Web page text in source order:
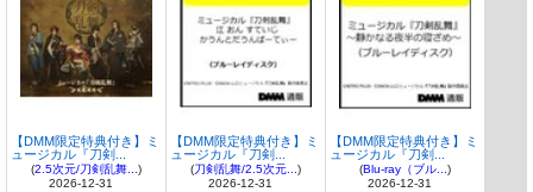
【DMM限定特典付き】ミ
ュージカル『刀剣...
(2.5次元/刀剣乱舞...)
2026-12-31
【DMM限定特典付き】ミ
ュージカル『刀剣...
(刀剣乱舞/2.5次元...)
2026-12-31
【DMM限定特典付き】ミ
ュージカル『刀剣...
(Blu-ray（ブル...)
2026-12-31